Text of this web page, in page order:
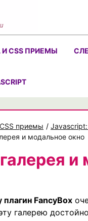
И CSS ПРИЕМЫ
приемы /
и модальное окно
и
плагин FancyBox
галерею